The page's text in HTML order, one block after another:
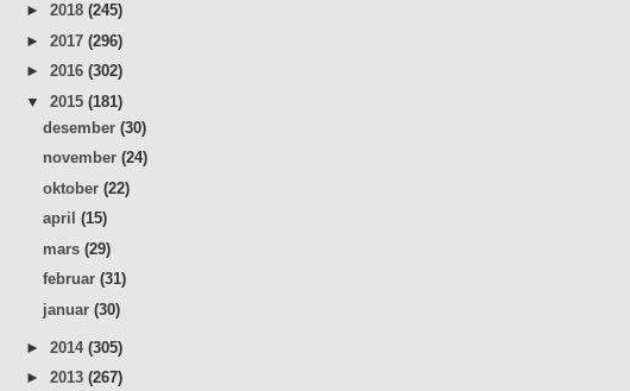
► 2018 (245)
► 2017 (296)
► 2016 (302)
▼ 2015 (181)
desember(30)
november(24)
oktober(22)
april(15)
mars(29)
februar(31)
januar(30)
► 2014 (305)
► 2013 (267)